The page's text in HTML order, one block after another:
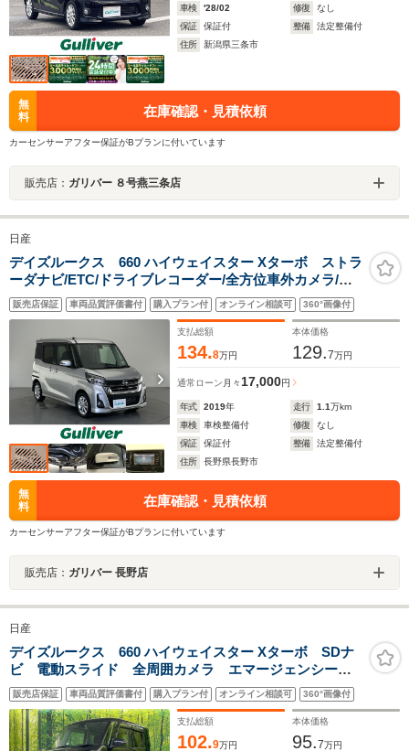
車検
'28/02 修復
なし
保証
保証付 整備
法定整備付
住所
新潟県三条市
無
料
在庫確認・見積依頼
カーセンサーアフター保証がBプランに付いています
販売店： ガリバー ８号燕三条店
日産
デイズルークス 660 ハイウェイスター Xターボ ストラ
ーダナビ/ETC/ドライブレコーダー/全方位車外カメラ/シ
ートヒーター/コーナーセンサー/アイドリングストップ/片
側パワースライドドア/オートマチックハイビーム/車線逸
販売店保証 車両品質評価書付 購入プラン付 オンライン相談可 360°画像付
支払総額
134.8万円
本体価格
129.7万円
通常ローン 月々17,000円
年式 2019年 走行 1.1万km
車検
車検整備付 修復
なし
保証
保証付 整備
法定整備付
住所
長野県長野市
無
料
在庫確認・見積依頼
カーセンサーアフター保証がBプランに付いています
販売店： ガリバー 長野店
日産
デイズルークス 660 ハイウェイスター Xターボ SDナ
ビ 電動スライド 全周囲カメラ エマージェンシーブ
レーキ 禁煙車 ドラレコ ETC コーナーセンサー
スマートキー LEDヘッド オートライト オートエア
コン Bluetooth再生
販売店保証 車両品質評価書付 購入プラン付 オンライン相談可 360°画像付
支払総額
102.9万円
本体価格
95.7万円